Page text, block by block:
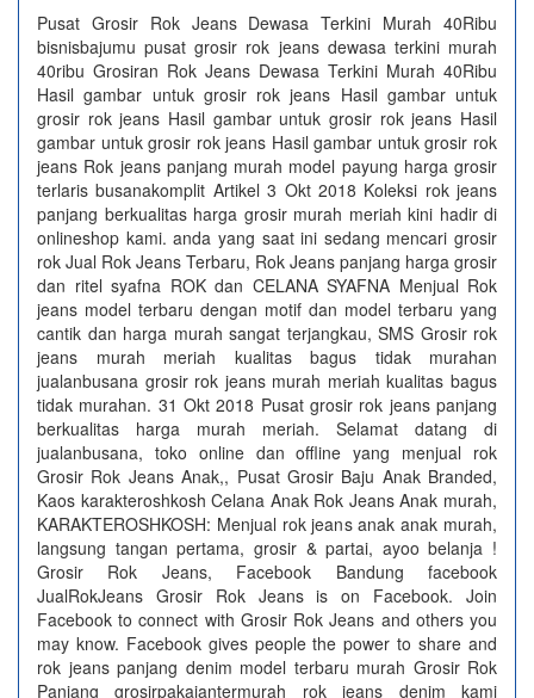
Pusat Grosir Rok Jeans Dewasa Terkini Murah 40Ribu
bisnisbajumu pusat grosir rok jeans dewasa terkini murah
40ribu Grosiran Rok Jeans Dewasa Terkini Murah 40Ribu
Hasil gambar untuk grosir rok jeans Hasil gambar untuk
grosir rok jeans Hasil gambar untuk grosir rok jeans Hasil
gambar untuk grosir rok jeans Hasil gambar untuk grosir rok
jeans Rok jeans panjang murah model payung harga grosir
terlaris busanakomplit Artikel 3 Okt 2018 Koleksi rok jeans
panjang berkualitas harga grosir murah meriah kini hadir di
onlineshop kami. anda yang saat ini sedang mencari grosir
rok Jual Rok Jeans Terbaru, Rok Jeans panjang harga grosir
dan ritel syafna ROK dan CELANA SYAFNA Menjual Rok
jeans model terbaru dengan motif dan model terbaru yang
cantik dan harga murah sangat terjangkau, SMS Grosir rok
jeans murah meriah kualitas bagus tidak murahan
jualanbusana grosir rok jeans murah meriah kualitas bagus
tidak murahan. 31 Okt 2018 Pusat grosir rok jeans panjang
berkualitas harga murah meriah. Selamat datang di
jualanbusana, toko online dan offline yang menjual rok
Grosir Rok Jeans Anak,, Pusat Grosir Baju Anak Branded,
Kaos karakteroshkosh Celana Anak Rok Jeans Anak murah,
KARAKTEROSHKOSH: Menjual rok jeans anak anak murah,
langsung tangan pertama, grosir & partai, ayoo belanja !
Grosir Rok Jeans, Facebook Bandung facebook
JualRokJeans Grosir Rok Jeans is on Facebook. Join
Facebook to connect with Grosir Rok Jeans and others you
may know. Facebook gives people the power to share and
rok jeans panjang denim model terbaru murah Grosir Rok
Panjang grosirpakaiantermurah rok jeans denim kami